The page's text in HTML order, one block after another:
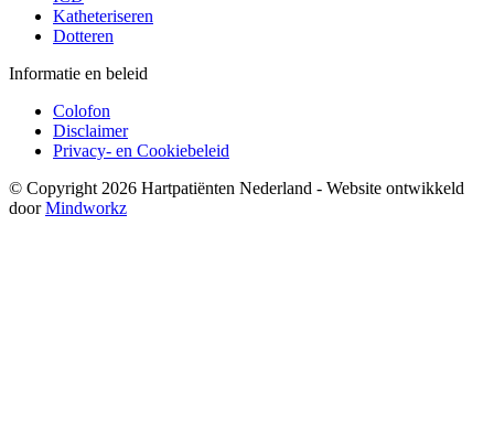
Katheteriseren
Dotteren
Informatie en beleid
Colofon
Disclaimer
Privacy- en Cookiebeleid
© Copyright 2026 Hartpatiënten Nederland - Website ontwikkeld
doorMindworkz